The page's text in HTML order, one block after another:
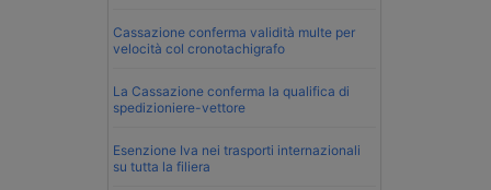
Cassazione conferma validità multe per
velocità col cronotachigrafo
La Cassazione conferma la qualifica di
spedizioniere-vettore
Esenzione Iva nei trasporti internazionali
su tutta la filiera